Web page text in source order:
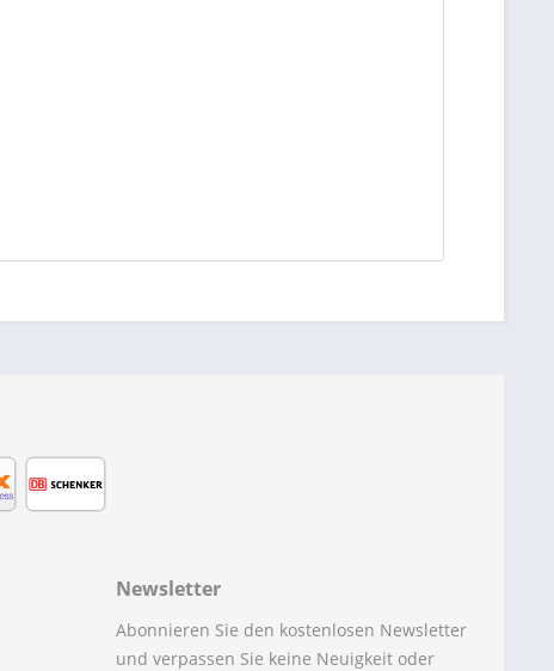
Newsletter
Abonnieren Sie den kostenlosen Newsletter
und verpassen Sie keine Neuigkeit oder